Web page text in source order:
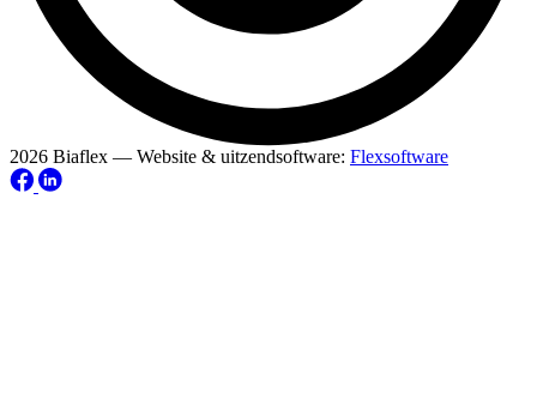
2026 Biaflex — Website & uitzendsoftware: Flexsoftware